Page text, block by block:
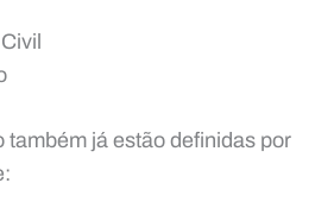
também já estão definidas por